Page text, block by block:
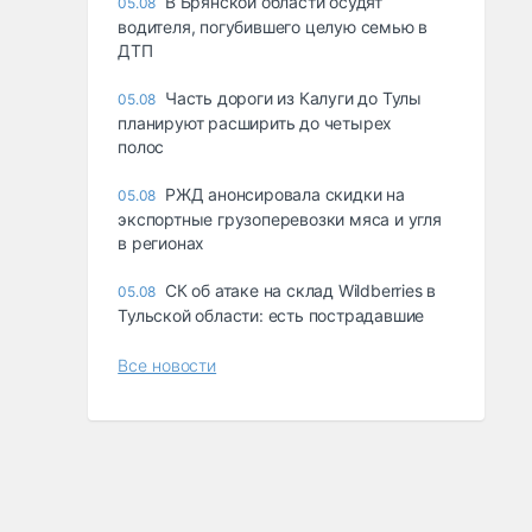
водителя, погубившего целую семью в
ДТП
05.08 Часть дороги из Калуги до Тулы
планируют расширить до четырех
полос
05.08 РЖД анонсировала скидки на
экспортные грузоперевозки мяса и угля
в регионах
05.08 СК об атаке на склад Wildberries в
Тульской области: есть пострадавшие
Все новости